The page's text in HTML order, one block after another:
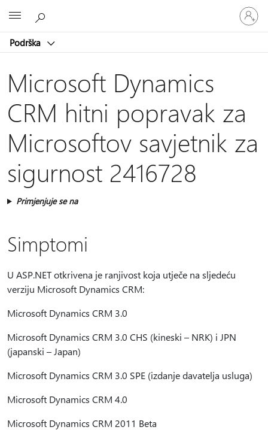
Podrška
Prijavite
se
u
račun
Microsoft Dynamics
CRM hitni popravak za
Microsoftov savjetnik za
sigurnost 2416728
Primjenjuje se na
Simptomi
U ASP.NET otkrivena je ranjivost koja utječe na sljedeću
verziju Microsoft Dynamics CRM:
Microsoft Dynamics CRM 3.0
Microsoft Dynamics CRM 3.0 CHS (kineski – NRK) i JPN
(japanski – Japan)
Microsoft Dynamics CRM 3.0 SPE (izdanje davatelja usluga)
Microsoft Dynamics CRM 4.0
Microsoft Dynamics CRM 2011 Beta